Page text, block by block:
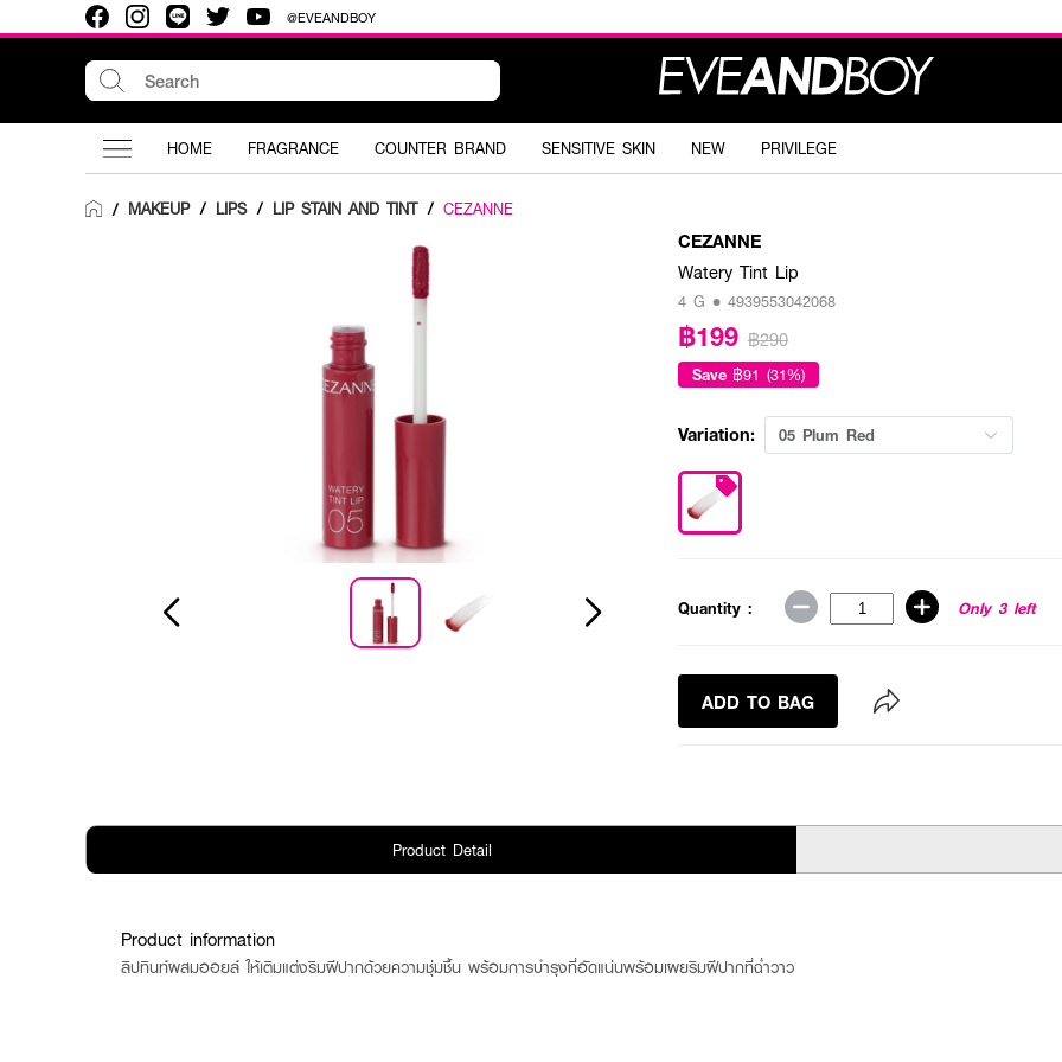
@EVEANDBOY
HOME FRAGRANCE COUNTER BRAND SENSITIVE SKIN NEW PRIVILEGE
/ MAKEUP / LIPS / LIP STAIN AND TINT / CEZANNE
CEZANNE
Watery Tint Lip
4 G • 4939553042068
฿199 ฿290
Save ฿91 (31%)
Variation: 05 Plum Red
Quantity : Only 3 left
ADD TO BAG
Product Detail
Product information
ลิปทินท์ผสมออยล์ ให้เติมแต่งริมฝีปากด้วยความชุ่มชื้น พร้อมการบำรุงที่อัดแน่นพร้อมเผยริมฝีปากที่ฉ่ำวาว